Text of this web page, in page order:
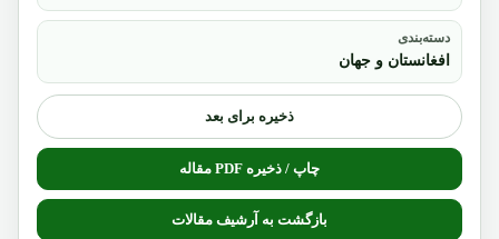
دسته‌بندی
افغانستان و جهان
ذخیره برای بعد
چاپ / ذخیره PDF مقاله
بازگشت به آرشیف مقالات